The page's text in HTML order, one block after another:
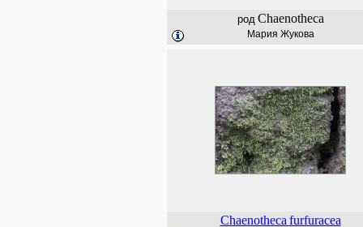
род Chaenotheca
Мария Жукова
Chaenotheca furfuracea